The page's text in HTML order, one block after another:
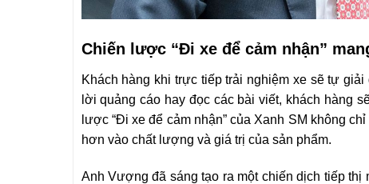
Chiến lược “Đi xe để cảm nhận”
Khách hàng khi trực tiếp trải nghiệm xe sẽ tự
lời quảng cáo hay đọc các bài viết, khách hàng
lược “Đi xe để cảm nhận” của Xanh SM không
hơn vào chất lượng và giá trị của sản phẩm.
Anh Vượng đã sáng tạo ra một chiến dịch tiếp